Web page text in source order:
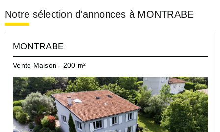
Notre sélection d'annonces à MONTRABE
MONTRABE
Vente Maison - 200 m²